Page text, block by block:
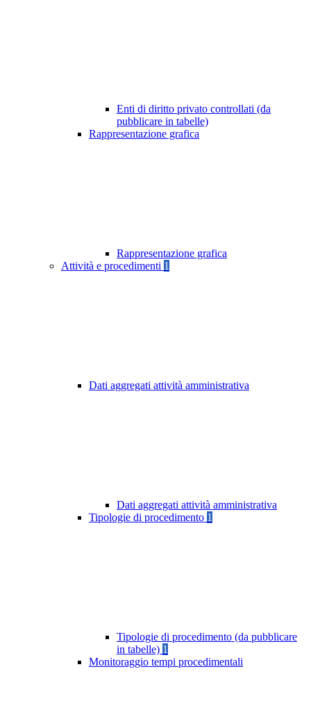
Enti di diritto privato controllati (da
pubblicare in tabelle)
Rappresentazione grafica
Rappresentazione grafica
Attività e procedimenti 1
Dati aggregati attività amministrativa
Dati aggregati attività amministrativa
Tipologie di procedimento 1
Tipologie di procedimento (da pubblicare
in tabelle) 1
Monitoraggio tempi procedimentali